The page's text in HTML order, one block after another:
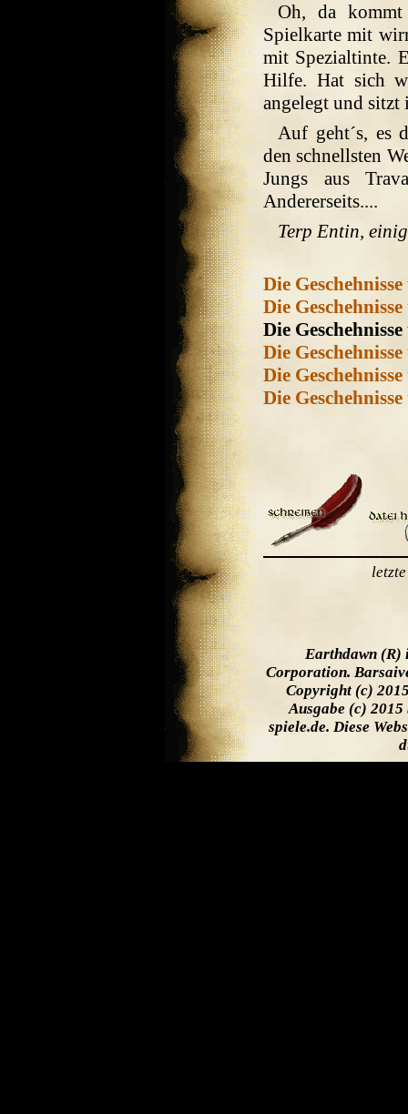
Oh, da
Spielkarte mit
mit Spezialtinte.
Hilfe. Hat sich
angelegt und sitzt
Auf geht´s, es
den schnellsten
Jungs aus
Andererseits....
Terp Entin,
Die
Die
Die
Die
Die
Die
Earthdawn (R)
Corporation.
Copyright (c)
Ausgabe (c) 2015
spiele.de. Diese